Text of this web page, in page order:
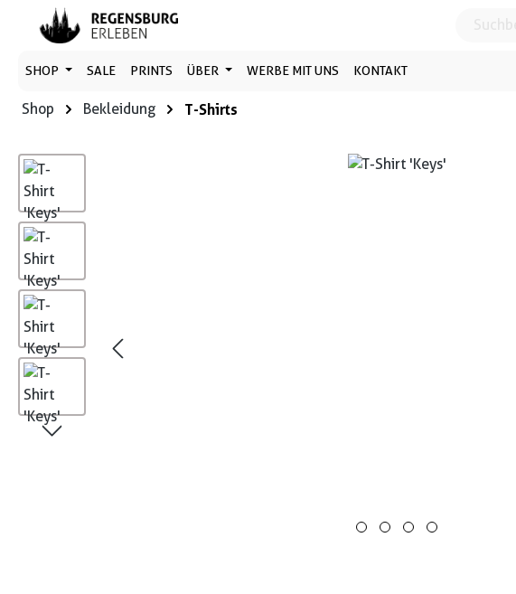
Hauptinhalt springen
Zur Suche springen
Zur Hauptnavigation springen
SHOP SALE PRINTS ÜBER WERBE MIT UNS KONTAKT
Shop Bekleidung T-Shirts
Bildergalerie überspringen